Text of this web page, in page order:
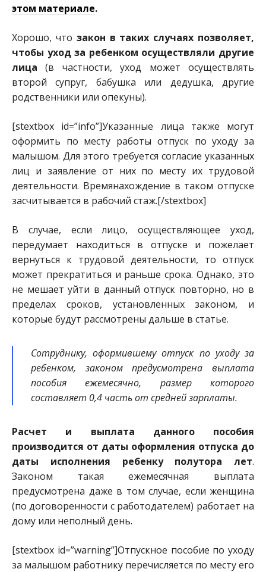
этом материале.
Хорошо, что закон в таких случаях позволяет,
чтобы уход за ребенком осуществляли другие
лица (в частности, уход может осуществлять
второй супруг, бабушка или дедушка, другие
родственники или опекуны).
[stextbox id=”info”]Указанные лица также могут
оформить по месту работы отпуск по уходу за
малышом. Для этого требуется согласие указанных
лиц и заявление от них по месту их трудовой
деятельности. Времянахождение в таком отпуске
засчитывается в рабочий стаж.[/stextbox]
В случае, если лицо, осуществляющее уход,
передумает находиться в отпуске и пожелает
вернуться к трудовой деятельности, то отпуск
может прекратиться и раньше срока. Однако, это
не мешает уйти в данный отпуск повторно, но в
пределах сроков, установленных законом, и
которые будут рассмотрены дальше в статье.
Сотруднику, оформившему отпуск по уходу за
ребенком, законом предусмотрена выплата
пособия ежемесячно, размер которого
составляет 0,4 часть от средней зарплаты.
Расчет и выплата данного пособия
производится от даты оформления отпуска до
даты исполнения ребенку полутора лет.
Законом такая ежемесячная выплата
предусмотрена даже в том случае, если женщина
(по договоренности с работодателем) работает на
дому или неполный день.
[stextbox id=”warning”]Отпускное пособие по уходу
за малышом работнику перечисляется по месту его